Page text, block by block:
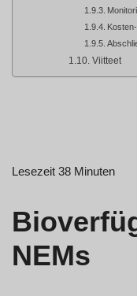
Viitteet
Lesezeit 38 Minuten
NEMs